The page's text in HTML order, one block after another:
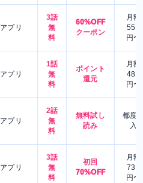
アプリ
3話
無
料
60%OFF
クーポン
月額
550
円〜
アプリ
1話
無
料
ポイント
還元
月額
480
円〜
アプリ
2話
無
料
無料試し
読み
都度
入
アプリ
3話
無
料
初回
70%OFF
月額
730
円〜